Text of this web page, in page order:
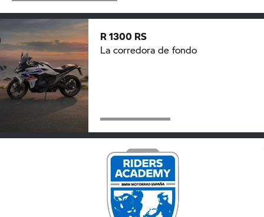
R 1300 RS
La corredora de fondo